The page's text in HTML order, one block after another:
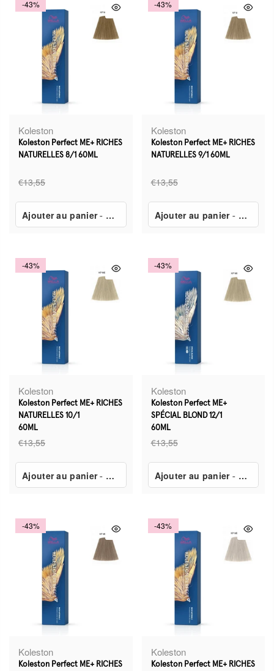
-43%
Koleston
Koleston Perfect ME+ RICHES
NATURELLES 8/1 60ML
€13,55
Ajouter au panier- €7,80
-43%
Koleston
Koleston Perfect ME+ RICHES
NATURELLES 9/1 60ML
€13,55
Ajouter au panier- €7,80
-43%
Koleston
Koleston Perfect ME+ RICHES
NATURELLES 10/1
60ML
€13,55
Ajouter au panier- €7,80
-43%
Koleston
Koleston Perfect ME+
SPÉCIAL BLOND 12/1
60ML
€13,55
Ajouter au panier- €7,80
-43%
Koleston
Koleston Perfect ME+ RICHES
-43%
Koleston
Koleston Perfect ME+ RICHES